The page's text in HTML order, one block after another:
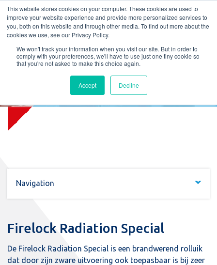
This website stores cookies on your computer. These cookies are used to
improve your website experience and provide more personalized services to
you, both on this website and through other media. To find out more about the
cookies we use, see our Privacy Policy.
We won't track your information when you visit our site. But in order to
comply with your preferences, we'll have to use just one tiny cookie so
that you're not asked to make this choice again.
Accept Decline
L T M P
Firelock Radiation Special
Navigation
Firelock Radiation Special
De Firelock Radiation Special is een brandwerend rolluik
dat door zijn zware uitvoering ook toepasbaar is bij zeer